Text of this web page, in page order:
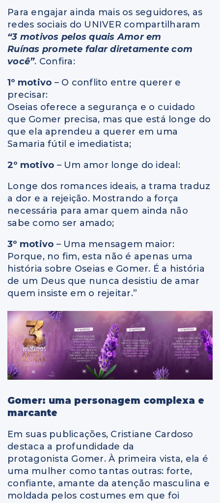
Para engajar ainda mais os seguidores, as
redes sociais do UNIVER compartilharam
“3 motivos pelos quais Amor em
Ruínas promete falar diretamente com
você”. Confira:
1º motivo – O conflito entre querer e
precisar:
Oseias oferece a segurança e o cuidado
que Gomer precisa, mas que está longe do
que ela aprendeu a querer em uma
Samaria fútil e imediatista;
2º motivo – Um amor longe do ideal :
Longe dos romances ideais, a trama traduz
a dor e a rejeição. Mostrando a força
necessária para amar quem ainda não
sabe como ser amado;
3º motivo – Uma mensagem maior:
Porque, no fim, esta não é apenas uma
história sobre Oseias e Gomer. É a história
de um Deus que nunca desistiu de amar
quem insiste em o rejeitar.”
Gomer: uma personagem complexa e
marcante
Em suas publicações, Cristiane Cardoso
destaca a profundidade da
protagonista Gomer. À primeira vista, ela é
uma mulher como tantas outras: forte,
confiante, amante da atenção masculina e
moldada pelos costumes em que foi